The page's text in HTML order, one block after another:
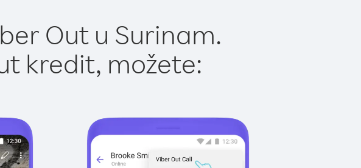
Out u Surinam.
kredit, možete: